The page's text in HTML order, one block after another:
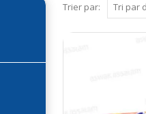
Trier par: